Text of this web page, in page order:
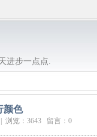
进步一点点.
颜色
浏览：3643 留言：0